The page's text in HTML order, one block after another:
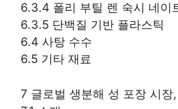
6.3.4 폴리 부틸 렌 숙시 네이
6.3.5 단백질 기반 플라스틱
6.4 사탕 수수
6.5 기타 재료
7 글로벌 생분해 성 포장 시장